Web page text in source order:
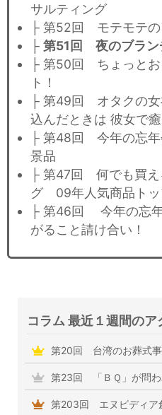
サルティング
├ 第52回 モテモテの
├ 第51回 夜のブラン
├ 第50回 ちょっとお
ト！
├ 第49回 オタクの
込んだときは 彼女で
├ 第48回 今年の忘年
景品
├ 第47回 何でも買え
グ 09年人気商品トッ
├ 第46回 今年の忘
がること請け合い！
コラム 最近１週間の
第20回 台湾のお葬式
第23回 「ＢＱ」が問
第203回 エヌビディア